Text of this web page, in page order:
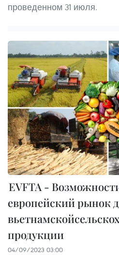
проведенном 31 июля.
EVFTA -
европейский рынок
продукции
04/09/2023 03:00